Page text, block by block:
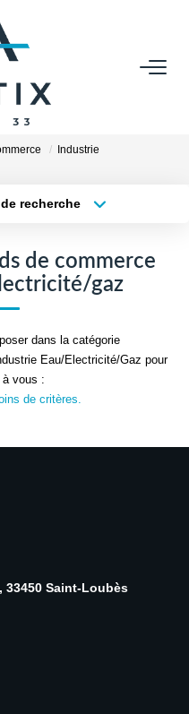
L'agence
Industrie
recherche
Surface min
de commerce
gaz
dans la catégorie
Eau/Electricité/Gaz pour
vous :
de critères.
33450 Saint-Loubès